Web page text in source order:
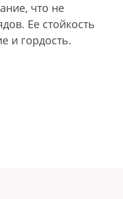
что не
Ее стойкость
и гордость.